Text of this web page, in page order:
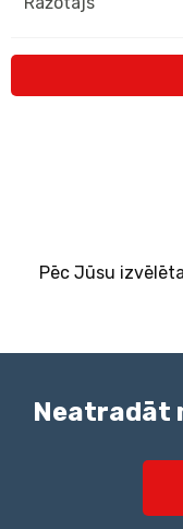
Pēc Jūsu
Neatradāt